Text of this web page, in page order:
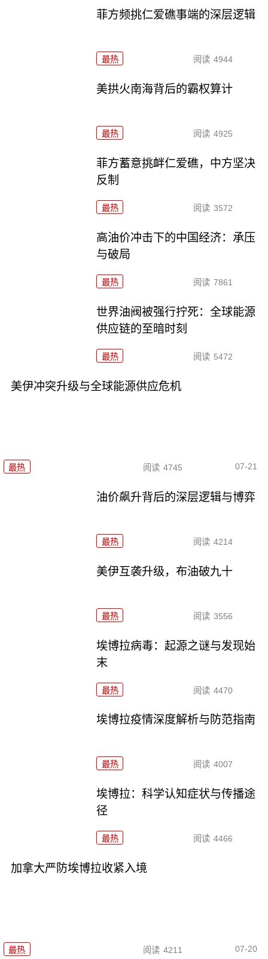
菲方频挑仁爱礁事端的深层逻辑
最热 阅读 4944
美拱火南海背后的霸权算计
最热 阅读 4925
菲方蓄意挑衅仁爱礁，中方坚决
反制
最热 阅读 3572
高油价冲击下的中国经济：承压
与破局
最热 阅读 7861
世界油阀被强行拧死：全球能源
供应链的至暗时刻
最热 阅读 5472
美伊冲突升级与全球能源供应危机
最热 阅读 4745 07-21
油价飙升背后的深层逻辑与博弈
最热 阅读 4214
美伊互袭升级，布油破九十
最热 阅读 3556
埃博拉病毒：起源之谜与发现始
末
最热 阅读 4470
埃博拉疫情深度解析与防范指南
最热 阅读 4007
埃博拉：科学认知症状与传播途
径
最热 阅读 4466
加拿大严防埃博拉收紧入境
最热 阅读 4211 07-20